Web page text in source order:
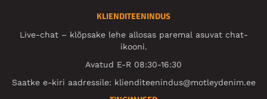
KLIENDITEENINDUS
Live-chat – klõpsake lehe allosas paremal asuvat chat-
ikooni.
Avatud E-R 08:30-16:30
Saatke e-kiri aadressile: klienditeenindus@motleydenim.ee